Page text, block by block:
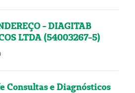
- DIAGITAB
LTDA (54003267-5)
Consultas e Diagnósticos